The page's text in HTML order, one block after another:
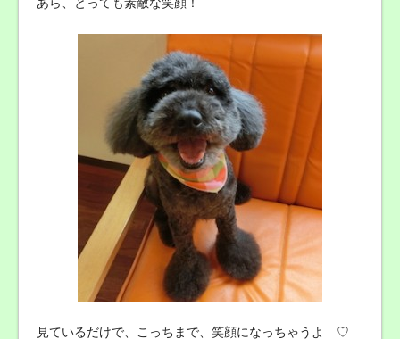
見ているだけで、こっちまで、笑顔になっちゃうよ ♡